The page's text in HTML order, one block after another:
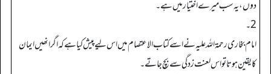
دوں، یہ سب میرے اختیار میں ہے۔
2۔
امام بخاری رحمۃ اللہ علیہ نے اسے کتاب الاعتصام میں اس لیے پیش کیا ہے کہ اگرانھیں ایمان
کا یقین ہوتا تو اس لعنت زدگی سے بچ جاتے۔